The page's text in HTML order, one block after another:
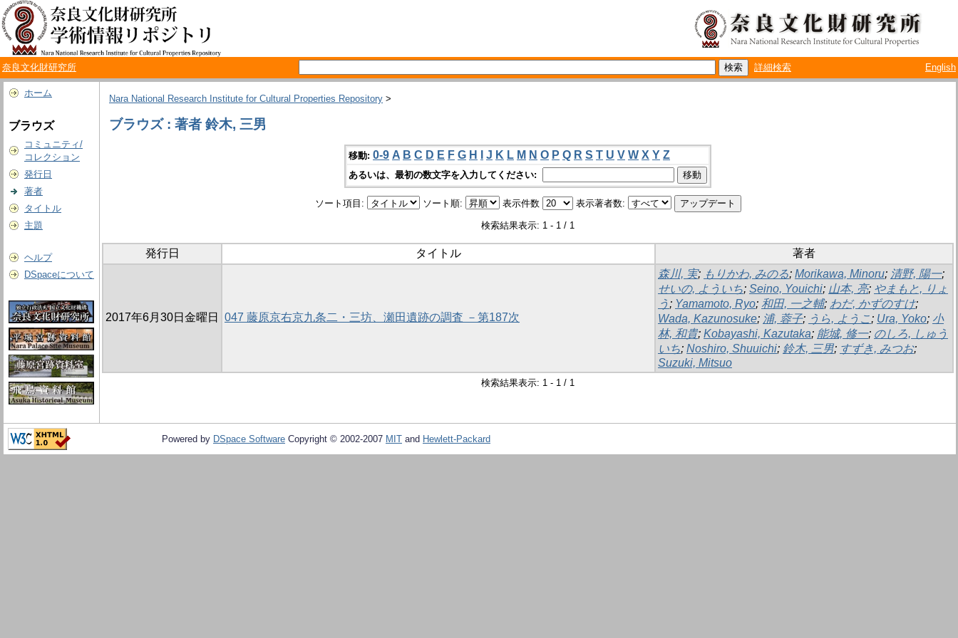
奈良文化財研究所 詳細検索 English
ホーム
ブラウズ
コミュニティ/
コレクション
発行日
著者
タイトル
主題
ヘルプ
DSpaceについて
Nara National Research Institute for Cultural Properties Repository >
ブラウズ : 著者 鈴木, 三男
移動: 0-9 A B C D E F G H J K L M N O P Q R S T U V W X Y Z
あるいは、最初の数文字を入力してください:
ソート項目: ソート順: 表示件数 表示著者数:
検索結果表示: 1 - 1 / 1
発行日 タイトル 著者
2017年6月30日金曜日 047 藤原京右京九条二・三坊、瀬田遺跡の調査 －第187次
森川, 実; もりかわ, みのる; Morikawa, Minoru; 清野, 陽一;
せいの, よういち; Seino, Youichi; 山本, 亮; やまもと, りょ
う ; Yamamoto, Ryo; 和田, 一之輔; わだ, かずのすけ;
Wada, Kazunosuke; 浦, 蓉子; うら, ようこ; Ura, Yoko; 小
林, 和貴; Kobayashi, Kazutaka; 能城, 修一; のしろ, しゅう
いち; Noshiro, Shuuichi; 鈴木, 三男; すずき, みつお;
Suzuki, Mitsuo
検索結果表示: 1 - 1 / 1
Powered by DSpace Software Copyright © 2002-2007 MIT and Hewlett-Packard